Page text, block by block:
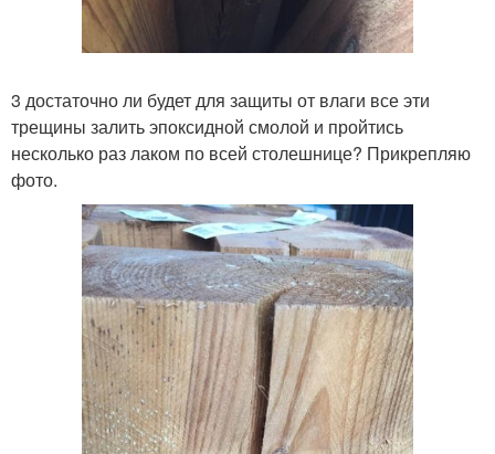
3 достаточно ли будет для защиты от влаги все эти
трещины залить эпоксидной смолой и пройтись
несколько раз лаком по всей столешнице? Прикрепляю
фото.